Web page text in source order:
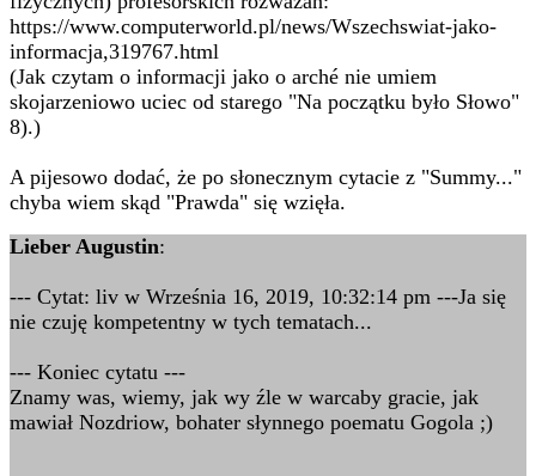
https://www.computerworld.pl/news/Wszechswiat-jako-
informacja,319767.html
(Jak czytam o informacji jako o arché nie umiem
skojarzeniowo uciec od starego "Na początku było Słowo"
8).)
A pijesowo dodać, że po słonecznym cytacie z "Summy..."
chyba wiem skąd "Prawda" się wzięła.
Lieber Augustin:
--- Cytat: liv w Września 16, 2019, 10:32:14 pm ---Ja się
nie czuję kompetentny w tych tematach...
--- Koniec cytatu ---
Znamy was, wiemy, jak wy źle w warcaby gracie, jak
mawiał Nozdriow, bohater słynnego poematu Gogola ;)